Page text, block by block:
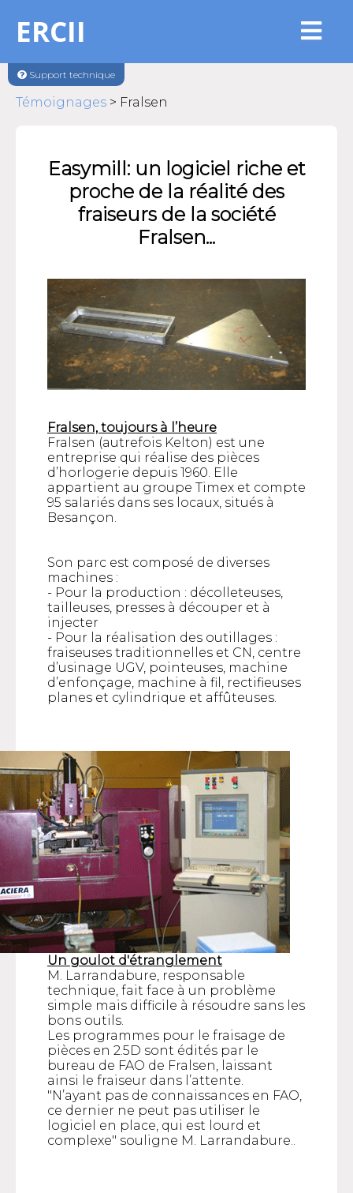
ERCII
Support technique
Témoignages > Fralsen
Easymill: un logiciel riche et
proche de la réalité des
fraiseurs de la société
Fralsen...
Fralsen, toujours à l’heure
Fralsen (autrefois Kelton) est une
entreprise qui réalise des pièces
d’horlogerie depuis 1960. Elle
appartient au groupe Timex et compte
95 salariés dans ses locaux, situés à
Besançon.
Son parc est composé de diverses
machines :
- Pour la production : décolleteuses,
tailleuses, presses à découper et à
injecter
- Pour la réalisation des outillages :
fraiseuses traditionnelles et CN, centre
d’usinage UGV, pointeuses, machine
d’enfonçage, machine à fil, rectifieuses
planes et cylindrique et affûteuses.
Un goulot d'étranglement
M. Larrandabure, responsable
technique, fait face à un problème
simple mais difficile à résoudre sans les
bons outils.
Les programmes pour le fraisage de
pièces en 2.5D sont édités par le
bureau de FAO de Fralsen, laissant
ainsi le fraiseur dans l’attente.
"N’ayant pas de connaissances en FAO,
ce dernier ne peut pas utiliser le
logiciel en place, qui est lourd et
complexe" souligne M. Larrandabure..